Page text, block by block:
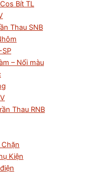
Bít TL
Thau SNB
– Nối màu
Thau RNB
Kiện